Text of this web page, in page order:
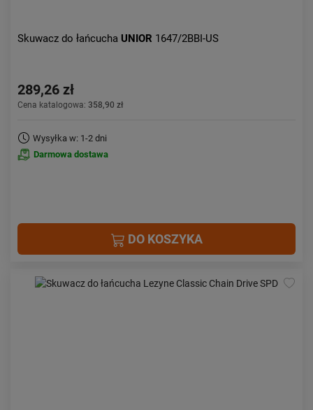
Skuwacz do łańcucha UNIOR 1647/2BBI-US
289,26 zł
Cena katalogowa: 358,90 zł
Wysyłka w: 1-2 dni
Darmowa dostawa
DO KOSZYKA